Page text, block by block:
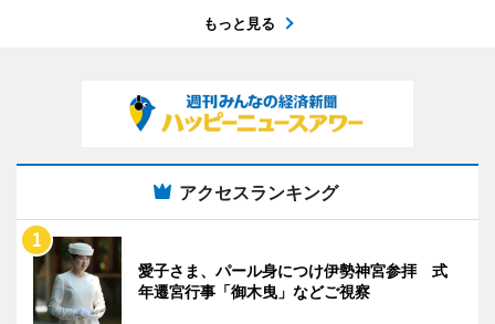
もっと見る
アクセスランキング
愛子さま、パール身につけ伊勢神宮参拝 式
年遷宮行事「御木曳」などご視察